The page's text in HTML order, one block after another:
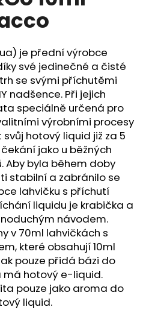
je přední výrobce
své jedinečné a čisté
se svými příchutěmi
nadšence. Při jejich
speciálně určená pro
výrobními procesy
svůj hotový liquid již za 5
jako u běžných
Aby byla během doby
stabilní a zabránilo se
lahvičku s příchutí
liquidu je krabička a
návodem.
v 70ml lahvičkách s
které obsahují 10ml
pouze přidá bázi do
má hotový e-liquid.
pouze jako aroma do
liquid.